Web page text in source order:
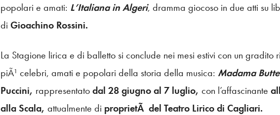
popolari e amati: L’Italiana in Algeri, dramma giocoso in due atti su
di Gioachino Rossini.
La Stagione lirica e di balletto si conclude nei mesi estivi con un gradito
piÃ¹ celebri, amati e popolari della storia della musica: Madama
Puccini, rappresentatodal 28 giugno al 7 luglio, con l’affascinante
alla Scala, attualmente di proprietÃ del Teatro Lirico di Cagliari.